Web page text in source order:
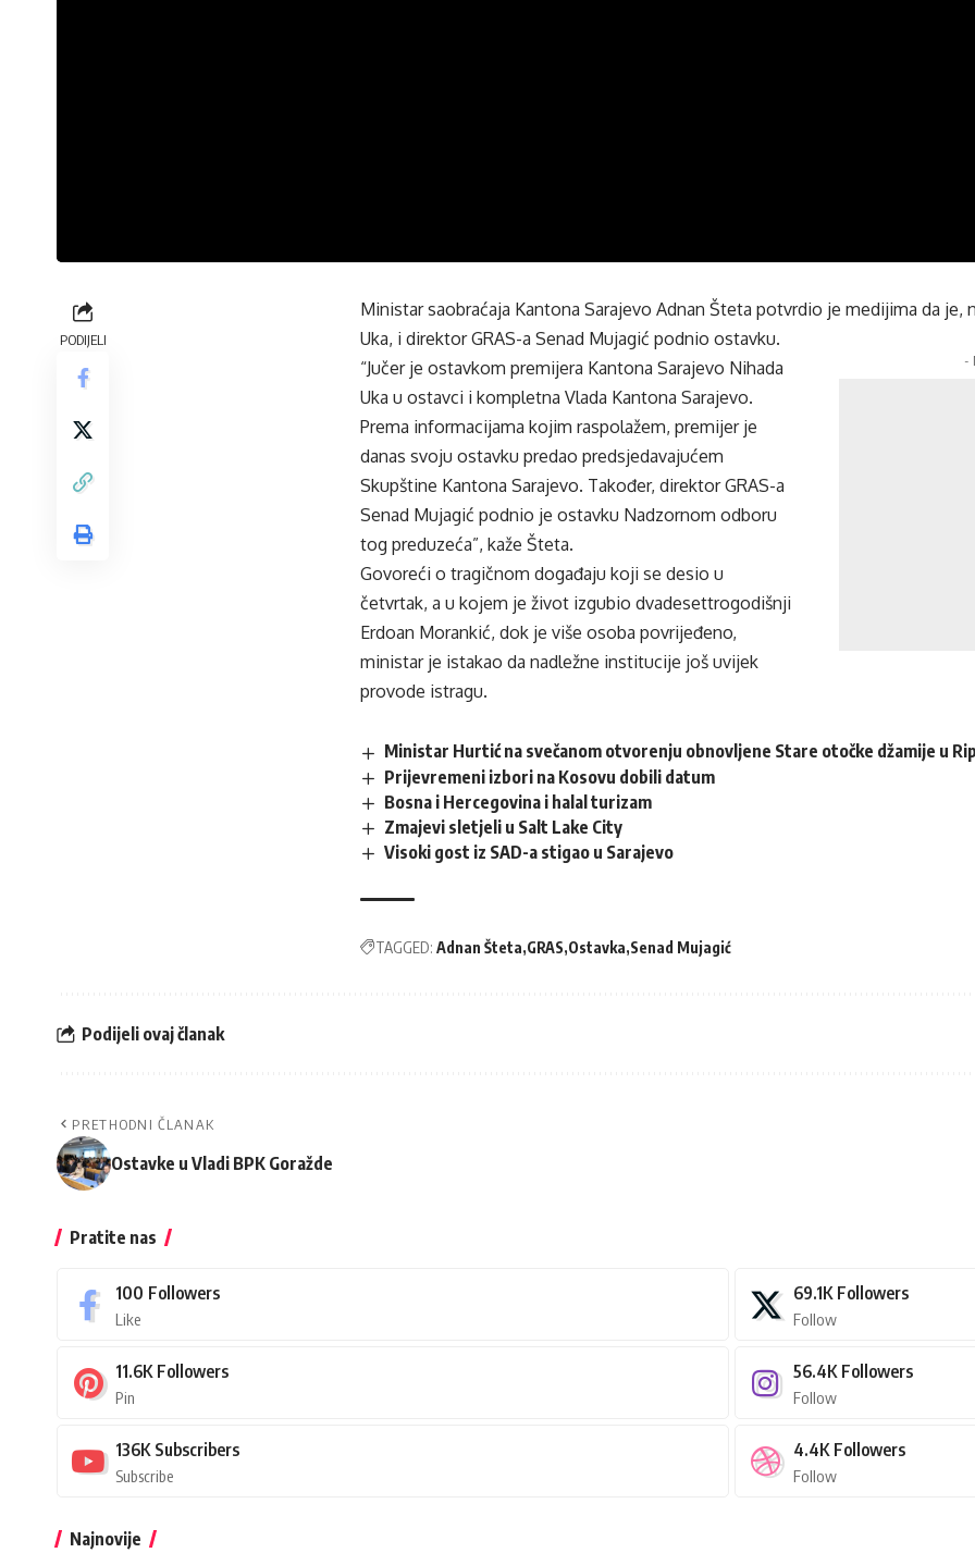
PODIJELI
Ministar saobraćaja Kantona Sarajevo Adnan Šteta potvrdio je medijima da je,
Uka, i direktor GRAS-a Senad Mujagić podnio ostavku.
-
“Jučer je ostavkom premijera Kantona Sarajevo Nihada
Uka u ostavci i kompletna Vlada Kantona Sarajevo.
Prema informacijama kojim raspolažem, premijer je
danas svoju ostavku predao predsjedavajućem
Skupštine Kantona Sarajevo. Također, direktor GRAS-a
Senad Mujagić podnio je ostavku Nadzornom odboru
tog preduzeća”, kaže Šteta.
Govoreći o tragičnom događaju koji se desio u
četvrtak, a u kojem je život izgubio dvadesettrogodišnji
Erdoan Morankić, dok je više osoba povrijeđeno,
ministar je istakao da nadležne institucije još uvijek
provode istragu.
Ministar Hurtić na svečanom otvorenju obnovljene Stare otočke džamije u
Prijevremeni izbori na Kosovu dobili datum
Bosna i Hercegovina i halal turizam
Zmajevi sletjeli u Salt Lake City
Visoki gost iz SAD-a stigao u Sarajevo
TAGGED: Adnan Šteta GRAS Ostavka Senad Mujagić
Podijeli ovaj članak
PRETHODNI ČLANAK
Ostavke u Vladi BPK Goražde
Pratite nas
100 Followers
Like
69.1K Followers
Follow
11.6K Followers
Pin
56.4K Followers
Follow
136K Subscribers
Subscribe
4.4K Followers
Follow
Najnovije